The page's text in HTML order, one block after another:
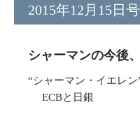
2015年12月15日号
シャーマンの今後
“シャーマン・イエレ
ECBと日銀